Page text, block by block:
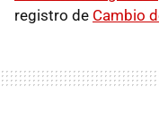
registro de Cambio